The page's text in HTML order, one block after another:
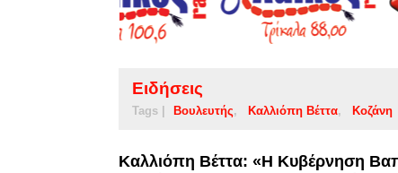
Ειδήσεις
Tags | Βουλευτής Καλλιόπη Βέττα Κοζάνη
Καλλιόπη Βέττα: «Η Κυβέρνηση